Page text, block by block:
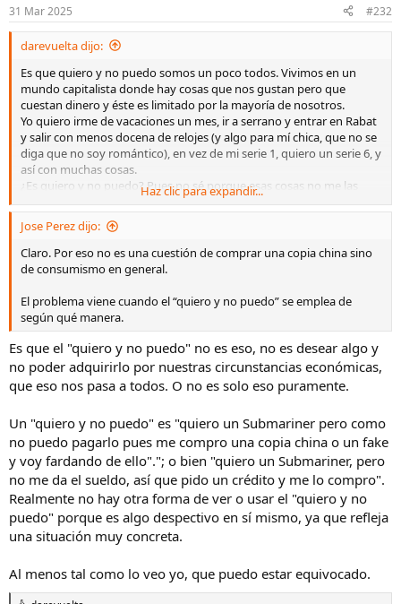
e
s
31 Mar 2025 #232
darevuelta dijo:
Es que quiero y no puedo somos un poco todos. Vivimos en un
mundo capitalista donde hay cosas que nos gustan pero que
cuestan dinero y éste es limitado por la mayoría de nosotros.
Yo quiero irme de vacaciones un mes, ir a serrano y entrar en Rabat
y salir con menos docena de relojes (y algo para mí chica, que no se
diga que no soy romántico), en vez de mi serie 1, quiero un serie 6, y
así con muchas cosas.
¿Es quiero y no puedo? Pues no sé porque esas cosas no me las
planteo, pero en el mundo en qué vivimos los objetos cuestan
Haz clic para expandir...
Jose Perez dijo:
Claro. Por eso no es una cuestión de comprar una copia china sino
de consumismo en general.
El problema viene cuando el “quiero y no puedo” se emplea de
según qué manera.
Es que el "quiero y no puedo" no es eso, no es desear algo y
no poder adquirirlo por nuestras circunstancias económicas,
que eso nos pasa a todos. O no es solo eso puramente.
Un "quiero y no puedo" es "quiero un Submariner pero como
no puedo pagarlo pues me compro una copia china o un fake
y voy fardando de ello"."; o bien "quiero un Submariner, pero
no me da el sueldo, así que pido un crédito y me lo compro".
Realmente no hay otra forma de ver o usar el "quiero y no
puedo" porque es algo despectivo en sí mismo, ya que refleja
una situación muy concreta.
Al menos tal como lo veo yo, que puedo estar equivocado.